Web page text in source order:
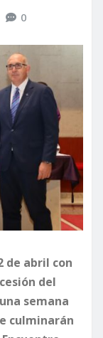
0
de abril con
del
semana
culminarán